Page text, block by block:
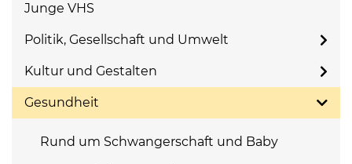
Junge VHS
Politik, Gesellschaft und Umwelt
Kultur und Gestalten
Gesundheit
Rund um Schwangerschaft und Baby